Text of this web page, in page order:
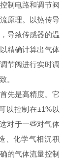
制电路和调节阀
原理。以热传导
导致传感器的温
精确计算出气体
节阀进行实时调
。
先是高精度。它
以控制在±1%以
对于一些对气体
、化学气相沉积
的气体流量控制